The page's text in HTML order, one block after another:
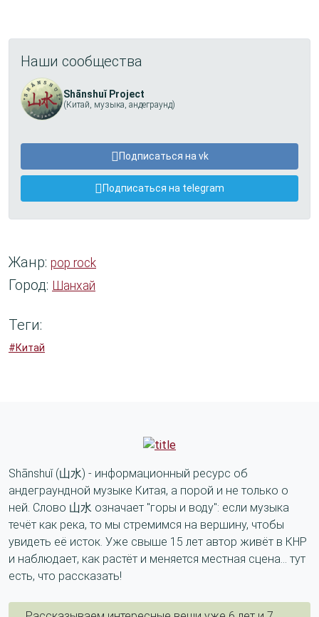
Наши сообщества
Shānshuǐ Project
(Китай, музыка, андеграунд)
Подписаться на vk
Подписаться на telegram
Жанр: pop rock
Город: Шанхай
Теги:
#Китай
Shānshuǐ (山水) - информационный ресурс об
андеграундной музыке Китая, а порой и не только о
ней. Слово 山水 означает "горы и воду": если музыка
течёт как река, то мы стремимся на вершину, чтобы
увидеть её исток. Уже свыше 15 лет автор живёт в КНР
и наблюдает, как растёт и меняется местная сцена... тут
есть, что рассказать!